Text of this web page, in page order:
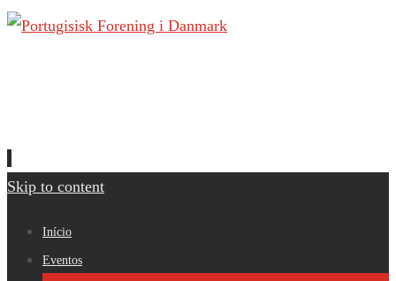
Skip to content
Início
Eventos